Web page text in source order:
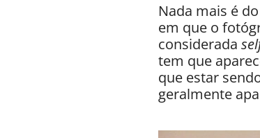
Nada mais é
em que o
considerada
tem que
que estar
geralmente